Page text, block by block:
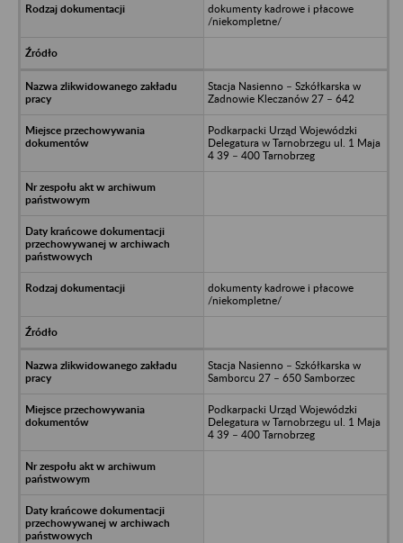
dokumenty kadrowe i płacowe
/niekompletne/
Stacja Nasienno – Szkółkarska w
Zadnowie Kleczanów 27 – 642
Podkarpacki Urząd Wojewódzki
Delegatura w Tarnobrzegu ul. 1 Maja
4 39 – 400 Tarnobrzeg
dokumenty kadrowe i płacowe
/niekompletne/
Stacja Nasienno – Szkółkarska w
Samborcu 27 – 650 Samborzec
Podkarpacki Urząd Wojewódzki
Delegatura w Tarnobrzegu ul. 1 Maja
4 39 – 400 Tarnobrzeg